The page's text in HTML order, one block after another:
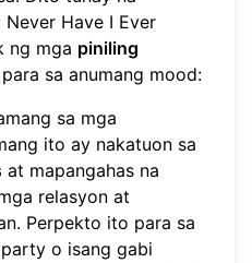
Never Have I Ever
ng mga piniling
sa anumang mood:
sa mga
ito ay nakatuon sa
at mapangahas na
relasyon at
Perpekto ito para sa
o isang gabi